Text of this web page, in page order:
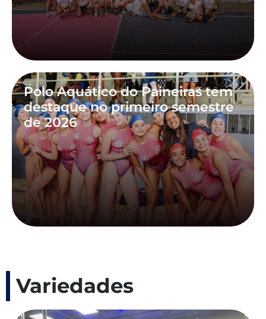
Polo Aquático do Paineiras tem
destaque no primeiro semestre
de 2026
Variedades